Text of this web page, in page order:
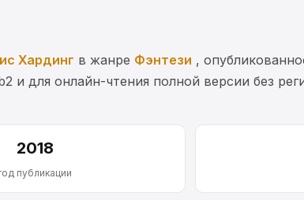
Хардинг в жанре Фэнтези ,
и для онлайн-чтения полной версии без
2018
публикации